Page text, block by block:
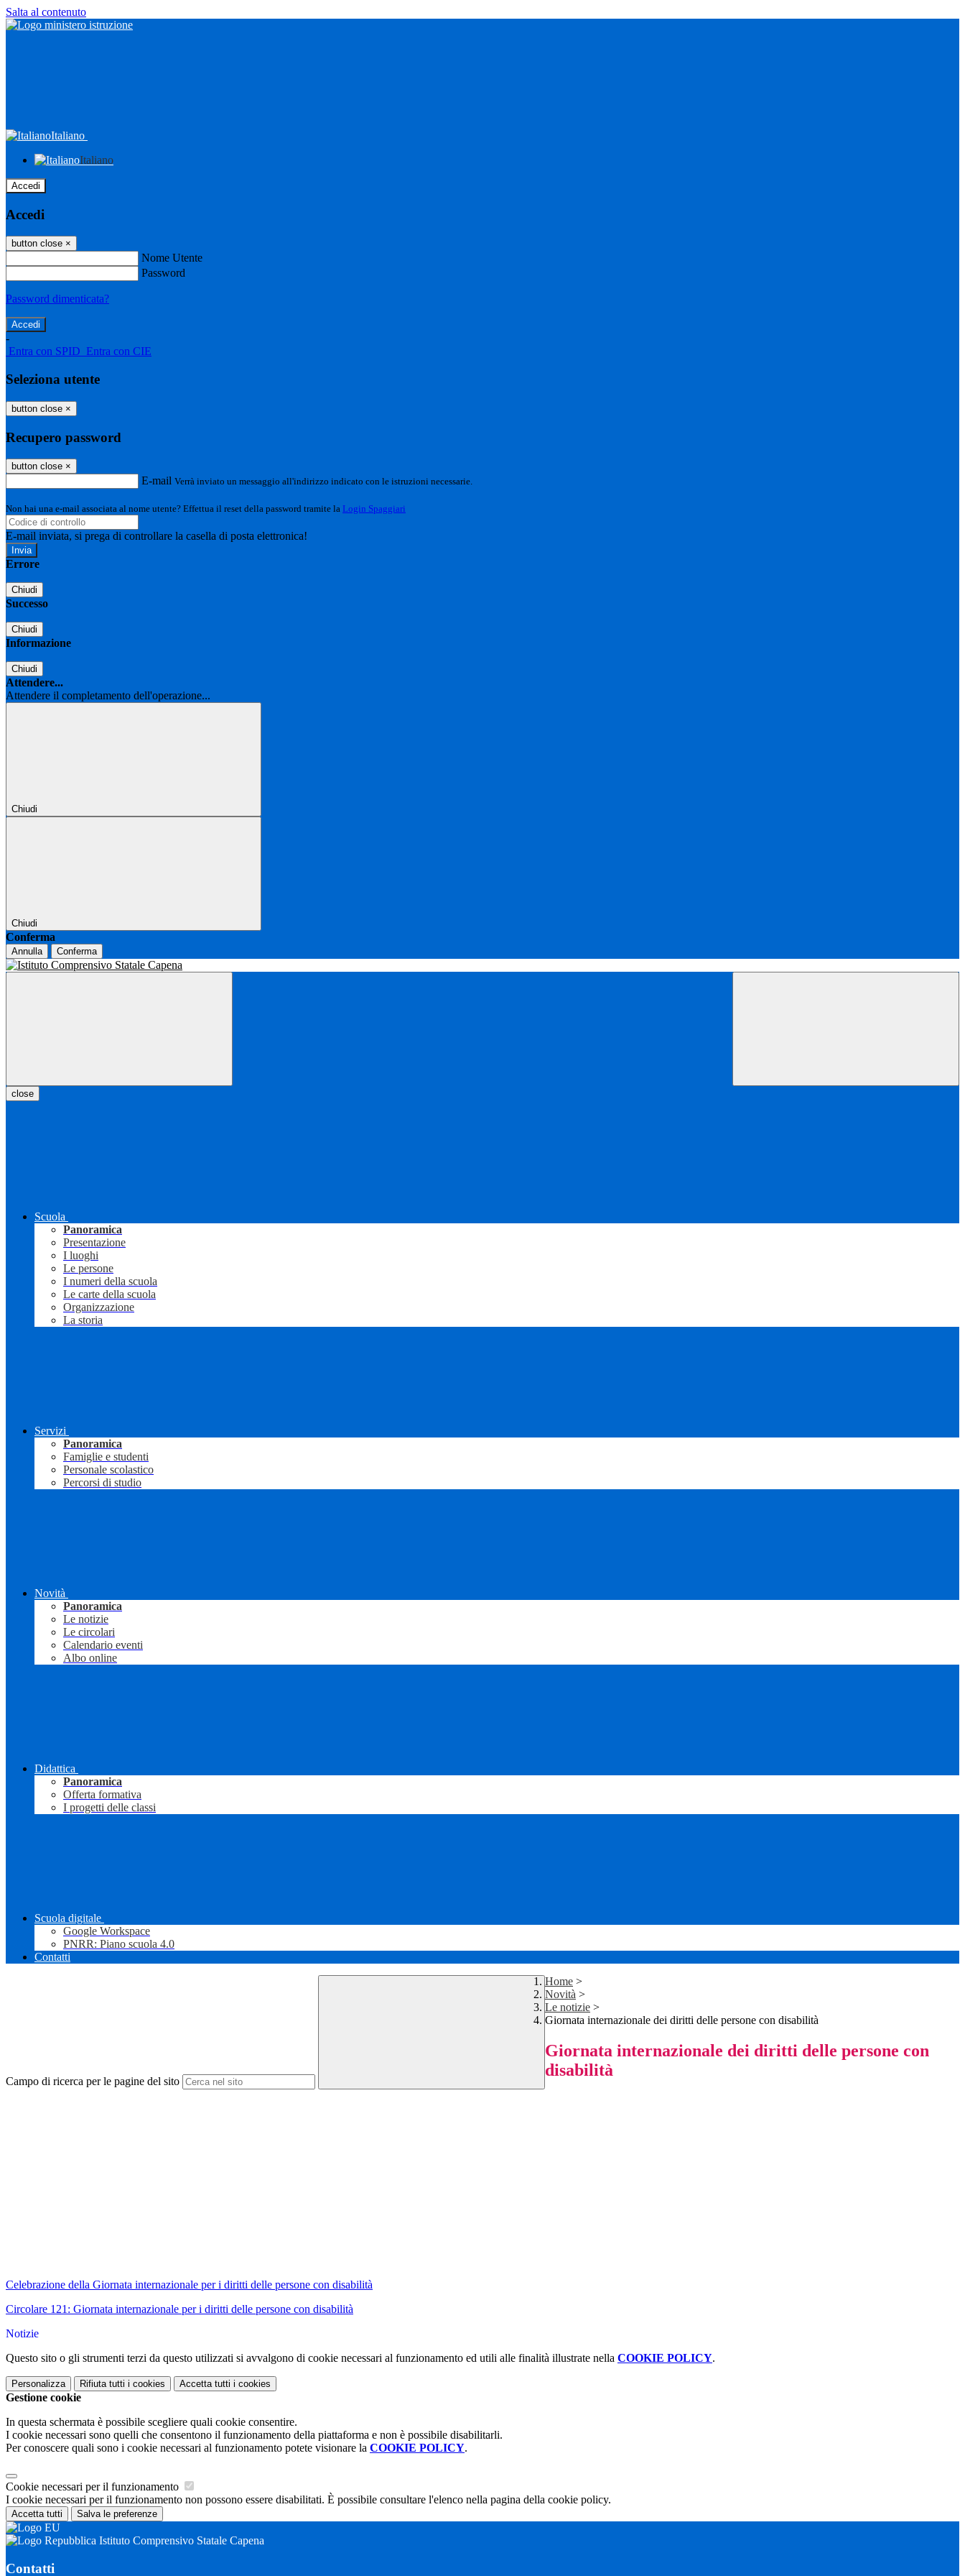
Salta al contenuto
Italiano
Italiano
Accedi
Accedi
button close ×
Nome Utente
Password
Password dimenticata?
-
Entra con SPID Entra con CIE
Seleziona utente
button close ×
Recupero password
button close ×
E-mail Verrà inviato un messaggio all'indirizzo indicato con le istruzioni necessarie.
Non hai una e-mail associata al nome utente? Effettua il reset della password tramite la Login Spaggiari
E-mail inviata, si prega di controllare la casella di posta elettronica!
Errore
Chiudi
Successo
Chiudi
Informazione
Chiudi
Attendere...
Attendere il completamento dell'operazione...
Chiudi
Chiudi
Conferma
Annulla Conferma
close
Scuola
Panoramica
Presentazione
I luoghi
Le persone
I numeri della scuola
Le carte della scuola
Organizzazione
La storia
Servizi
Panoramica
Famiglie e studenti
Personale scolastico
Percorsi di studio
Novità
Panoramica
Le notizie
Le circolari
Calendario eventi
Albo online
Didattica
Panoramica
Offerta formativa
I progetti delle classi
Scuola digitale
Google Workspace
PNRR: Piano scuola 4.0
Contatti
Campo di ricerca per le pagine del sito
Home >
Novità >
Le notizie >
Giornata internazionale dei diritti delle persone con disabilità
Giornata internazionale dei diritti delle persone con
disabilità
Celebrazione della Giornata internazionale per i diritti delle persone con disabilità
Circolare 121: Giornata internazionale per i diritti delle persone con disabilità
Notizie
Questo sito o gli strumenti terzi da questo utilizzati si avvalgono di cookie necessari al funzionamento ed utili alle finalità illustrate nella COOKIE POLICY.
Personalizza Rifiuta tutti i cookies Accetta tutti i cookies
Gestione cookie
In questa schermata è possibile scegliere quali cookie consentire.
I cookie necessari sono quelli che consentono il funzionamento della piattaforma e non è possibile disabilitarli.
Per conoscere quali sono i cookie necessari al funzionamento potete visionare la COOKIE POLICY.
Cookie necessari per il funzionamento
I cookie necessari per il funzionamento non possono essere disabilitati. È possibile consultare l'elenco nella pagina della cookie policy.
Accetta tutti Salva le preferenze
Istituto Comprensivo Statale Capena
Contatti